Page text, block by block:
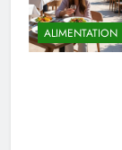
ALIMENTATION